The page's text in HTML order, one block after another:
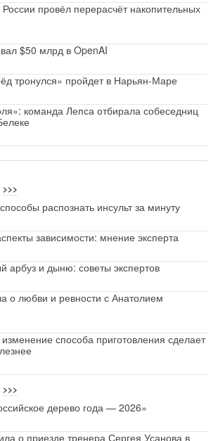
провёл перерасчёт накопительных
$50 млрд в OpenAI
тронулся» пройдет в Нарьян-Маре
команда Лепса отбирала собеседниц
>>>
распознать инсульт за минуту
зависимости: мнение эксперта
арбуз и дыню: советы экспертов
о любви и ревности с Анатолием
способа приготовления сделает
>>>
дерево года — 2026»
о приезде тренера Сергея Усанова в